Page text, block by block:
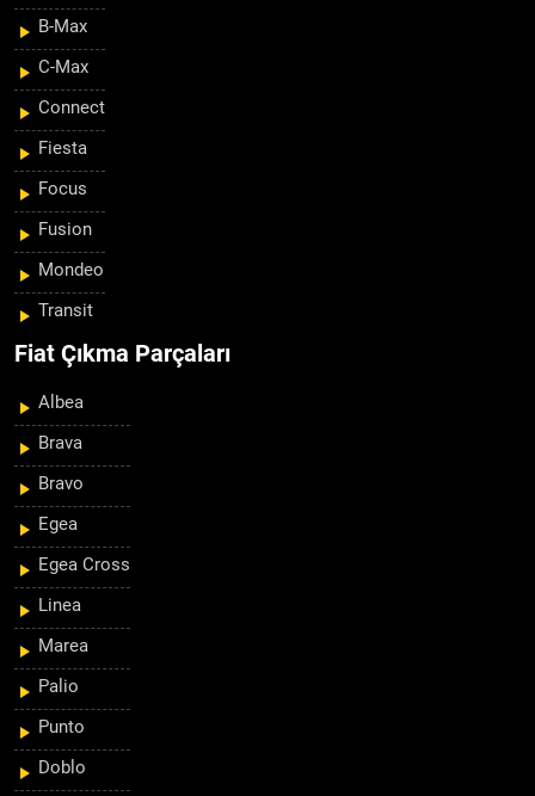
B-Max
C-Max
Connect
Fiesta
Focus
Fusion
Mondeo
Transit
Fiat Çıkma Parçaları
Albea
Brava
Bravo
Egea
Egea Cross
Linea
Marea
Palio
Punto
Doblo